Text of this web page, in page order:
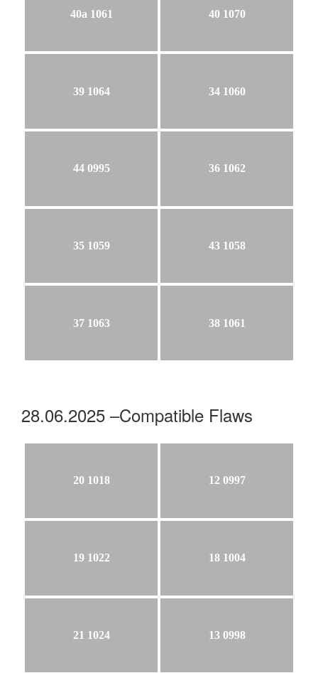
40a 1061 40 1070
39 1064 34 1060
44 0995 36 1062
35 1059 43 1058
37 1063 38 1061
28.06.2025 –Compatible Flaws
20 1018 12 0997
19 1022 18 1004
21 1024 13 0998